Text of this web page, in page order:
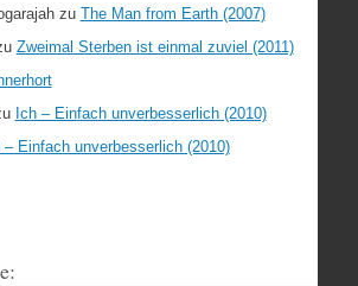
zu The Man from Earth (2007)
Zweimal Sterben ist einmal zuviel (2011)
Ich – Einfach unverbesserlich (2010)
– Einfach unverbesserlich (2010)